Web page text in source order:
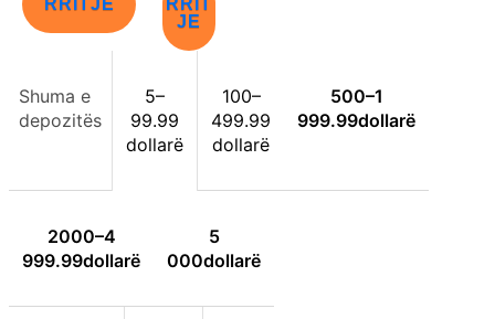
JE
Shuma e
depozitës
5–
99.99
dollarë
100–
499.99
dollarë
500–1
999.99dollarë
2000–4
999.99dollarë
5
000dollarë